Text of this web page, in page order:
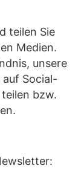
teilen Sie
Medien.
unsere
Social-
bzw.